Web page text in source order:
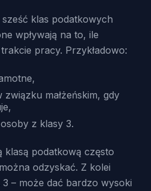
klas podatkowych
wpływają na to, ile
pracy. Przykładowo:
związku małżeńskim, gdy
z klasy 3.
klasą podatkową często
odzyskać. Z kolei
– może dać bardzo wysoki